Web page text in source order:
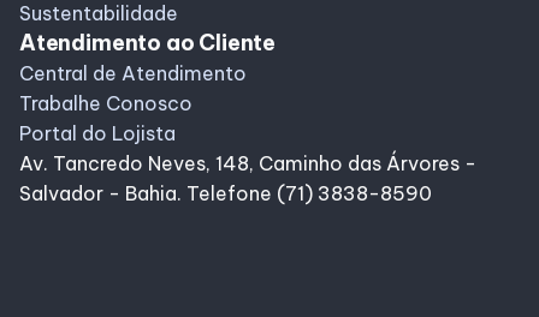
Sustentabilidade
Atendimento ao Cliente
Central de Atendimento
Trabalhe Conosco
Portal do Lojista
Av. Tancredo Neves, 148, Caminho das Árvores -
Salvador - Bahia. Telefone (71) 3838-8590